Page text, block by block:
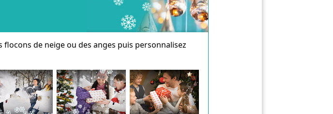
de neige ou des anges puis personnalisez